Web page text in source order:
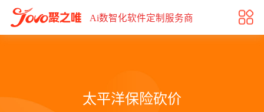
0元砍价购
Ai数智化软件定制服务商
太平洋保险砍价